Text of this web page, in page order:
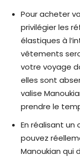
Pour acheter
privilégier les
élastiques à
vêtements
votre voyage
elles sont
valise
prendre le
En réalisant un
pouvez
Manoukian qui